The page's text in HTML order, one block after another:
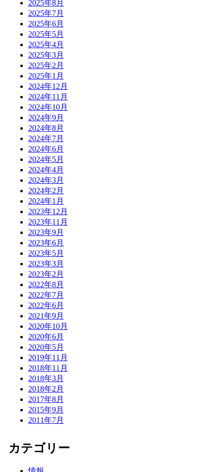
2025年8月
2025年7月
2025年6月
2025年5月
2025年4月
2025年3月
2025年2月
2025年1月
2024年12月
2024年11月
2024年10月
2024年9月
2024年8月
2024年7月
2024年6月
2024年5月
2024年4月
2024年3月
2024年2月
2024年1月
2023年12月
2023年11月
2023年9月
2023年6月
2023年5月
2023年3月
2023年2月
2022年8月
2022年7月
2022年6月
2021年9月
2020年10月
2020年6月
2020年5月
2019年11月
2018年11月
2018年3月
2018年2月
2017年8月
2015年9月
2011年7月
カテゴリー